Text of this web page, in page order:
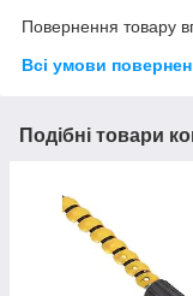
Повернення товару
Всі умови
Подібні товари